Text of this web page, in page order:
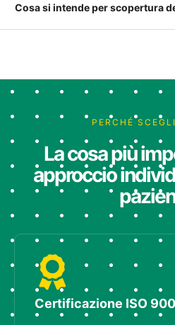
Cosa si intende per scopertura
PERCHÉ
La cosa più
approccio
Certificazione ISO